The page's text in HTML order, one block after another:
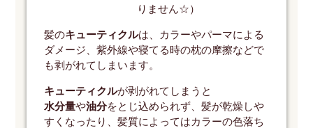
りません☆）
髪のキューティクルは、カラーやパーマによる
ダメージ、紫外線や寝てる時の枕の摩擦などで
も剥がれてしまいます。
キューティクルが剥がれてしまうと
水分量や油分をとじ込められず、髪が乾燥しや
すくなったり、髪質によってはカラーの色落ち